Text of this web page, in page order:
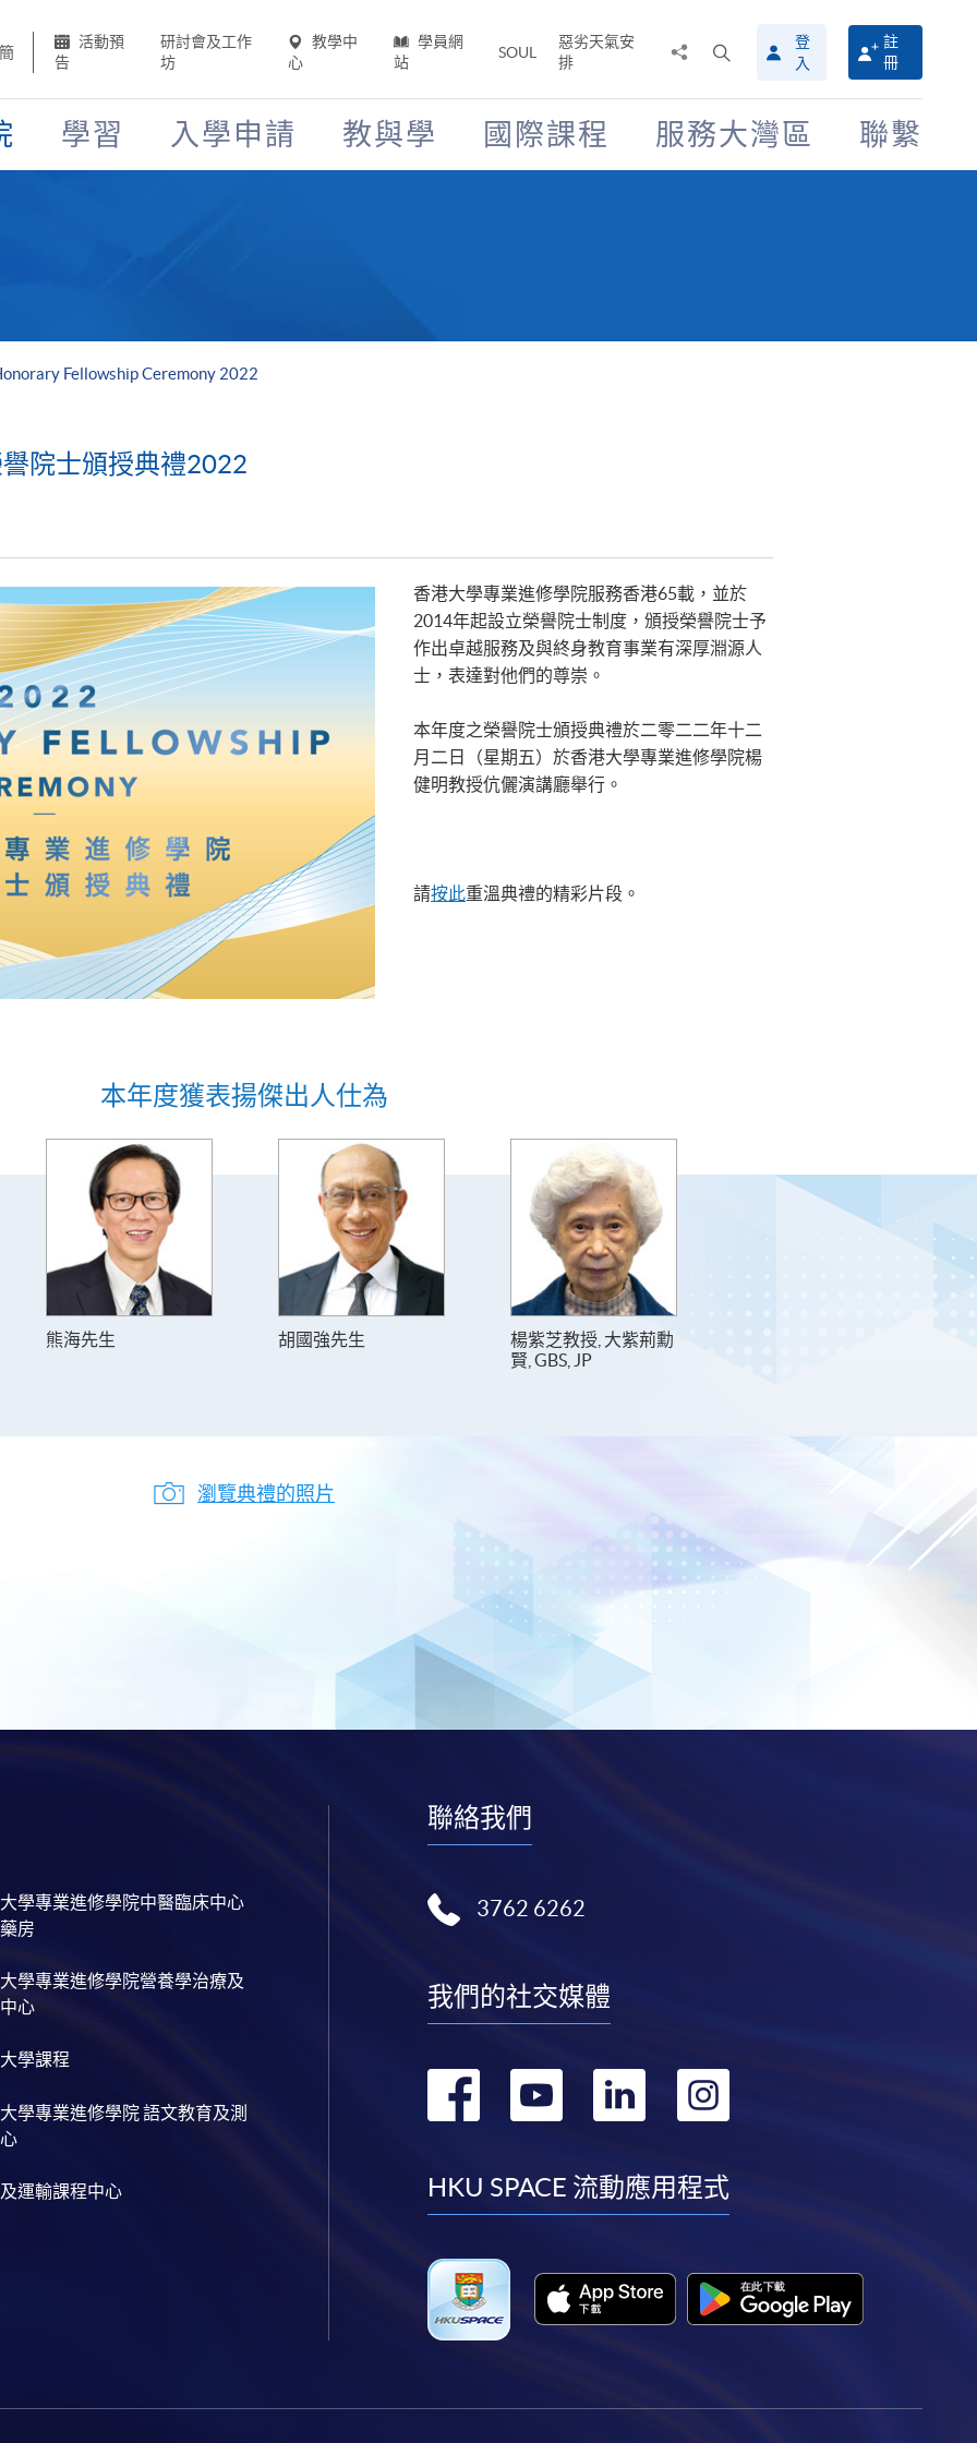
簡
活動預
告
研討會及工作
坊
教學中
心
學員網
站
SOUL
惡劣天氣安
排
搜
尋
介
面
登
入
註
冊
學習 入學申請 教與學 國際課程 服務大灣區 聯繫
Fellowship Ceremony 2022
院士頒授典禮2022
香港大學專業進修學院服務香港65載，並於
2014年起設立榮譽院士制度，頒授榮譽院士予
作出卓越服務及與終身教育事業有深厚淵源人
士，表達對他們的尊崇。
本年度之榮譽院士頒授典禮於二零二二年十二
月二日（星期五）於香港大學專業進修學院楊
健明教授伉儷演講廳舉行。
請按此重溫典禮的精彩片段。
本年度獲表揚傑出人仕為
熊海先生 胡國強先生
楊紫芝教授, 大紫荊勳
賢, GBS, JP
瀏覽典禮的照片
學專業進修學院中醫臨床中心
房
學專業進修學院營養學治療及
心
學課程
學專業進修學院 語文教育及測
運輸課程中心
聯絡我們
3762 6262
我們的社交媒體
轉
facebook
轉
youtube
轉
linkedin
轉
instagram
HKU SPACE 流動應用程式